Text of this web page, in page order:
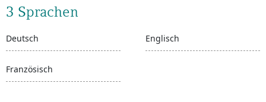
3 Sprachen
Deutsch Englisch
Französisch